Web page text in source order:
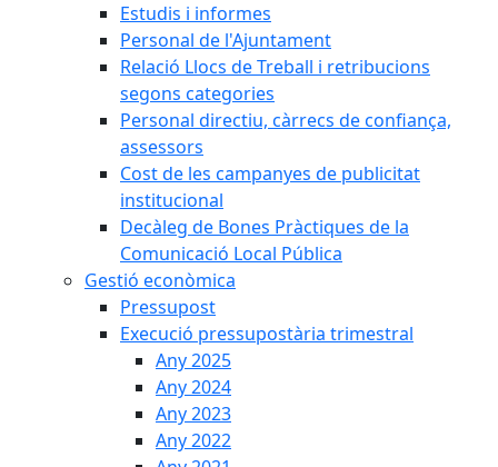
Estudis i informes
Personal de l'Ajuntament
Relació Llocs de Treball i retribucions
segons categories
Personal directiu, càrrecs de confiança,
assessors
Cost de les campanyes de publicitat
institucional
Decàleg de Bones Pràctiques de la
Comunicació Local Pública
Gestió econòmica
Pressupost
Execució pressupostària trimestral
Any 2025
Any 2024
Any 2023
Any 2022